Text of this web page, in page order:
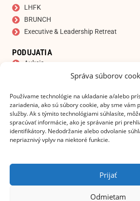
Správa súborov
Používame technológie na ukladanie a/alebo
zariadenia, ako sú súbory cookie, aby sme vám
služby. Ak s týmito technológiami súhlasíte,
spracúvať informácie, ako je správanie pri
identifikátory. Nedodržanie alebo odvolanie
nepriaznivý vplyv na niektoré funkcie.
Prijať
Odmietam
LHFK
BRUNCH
Executive & Leadership Retreat
PODUJATIA
Aukcia
E-mailová adresa
Súhlasím s vyhlásením o
PRIHLÁSIŤ SA K ODBERU